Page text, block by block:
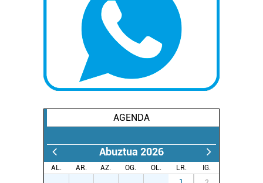
AGENDA
Abuztua 2026
AL. AR. AZ. OG. OL. LR.
IG.